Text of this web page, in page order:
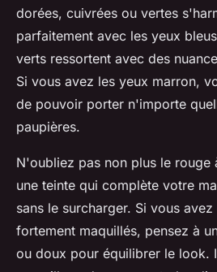
dorées, cuivrées ou vertes
parfaitement avec les yeux
verts ressortent avec des
Si vous avez les yeux marron,
de pouvoir porter n'importe
paupières.
N'oubliez pas non plus le rouge
une teinte qui complète votre
sans le surcharger. Si vous
fortement maquillés, pensez à
ou doux pour équilibrer le look.